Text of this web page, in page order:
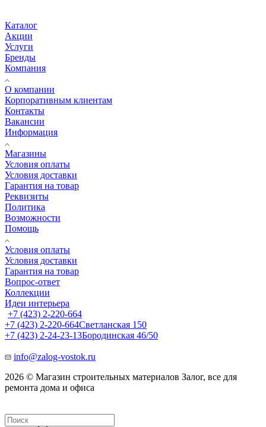
Каталог
Акции
Услуги
Бренды
Компания
О компании
Корпоративным клиентам
Контакты
Вакансии
Информация
Магазины
Условия оплаты
Условия доставки
Гарантия на товар
Реквизиты
Политика
Возможности
Помощь
Условия оплаты
Условия доставки
Гарантия на товар
Вопрос-ответ
Коллекции
Идеи интерьера
+7 (423) 2-220-664
+7 (423) 2-220-664Светланская 150
+7 (423) 2-24-23-13Бородинская 46/50
info@zalog-vostok.ru
2026 © Магазин строительных материалов Залог, все для
ремонта дома и офиса